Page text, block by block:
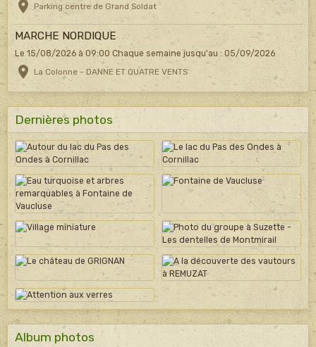
Parking centre de Grand Soldat
MARCHE NORDIQUE
Le 15/08/2026 à 09:00 Chaque semaine jusqu'au : 05/09/2026
La Colonne - DANNE ET QUATRE VENTS
Dernières photos
Album photos